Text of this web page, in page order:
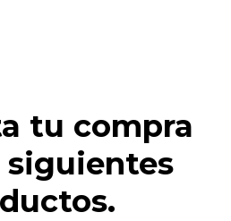
tu compra
siguientes